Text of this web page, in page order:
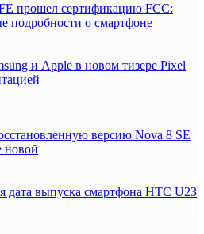
прошел сертификацию FCC:
подробности о смартфоне
и Apple в новом тизере Pixel
версию Nova 8 SE
новой
дата выпуска смартфона HTC U23